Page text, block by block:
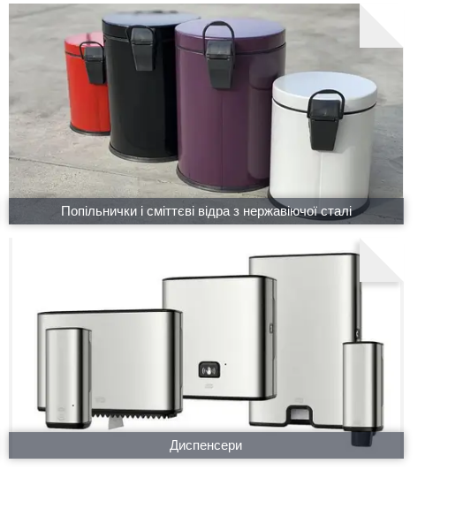
Попільнички і сміттєві відра з нержавіючої сталі
Диспенсери